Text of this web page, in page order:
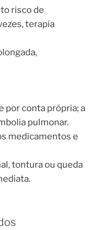
risco de
terapia
por conta própria; a
pulmonar.
medicamentos e
tontura ou queda